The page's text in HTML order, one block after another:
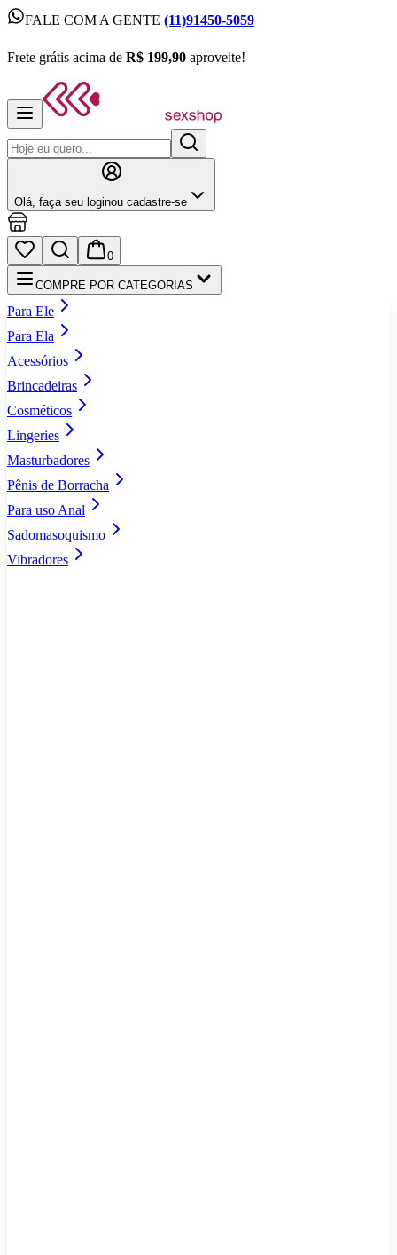
FALE COM A GENTE (11)91450-5059
Frete grátis acima de R$ 199,90 aproveite!
Olá, faça seu loginou cadastre‑se
0
COMPRE POR CATEGORIAS
Para Ele
Para Ela
Acessórios
Brincadeiras
Cosméticos
Lingeries
Masturbadores
Pênis de Borracha
Para uso Anal
Sadomasoquismo
Vibradores